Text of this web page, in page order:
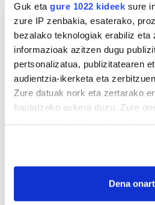
Guk eta gure 1022 kideek sure
zure IP zenbakia, esaterako,
bezalako teknologiak erabiliz eta
informazioak azitzen dugu
pertsonalizatua, publizitatearen
audientzia-ikerketa eta
Zure datuak nork eta zertarako
hautatzeko aukera duzu. Zure
If you allow, we would also like to:
Collect information about
Dena